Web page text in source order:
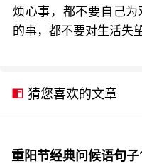
烦心事，都不要自己
的事，都不要对生活失
猜您喜欢的文章
重阳节经典问候语句